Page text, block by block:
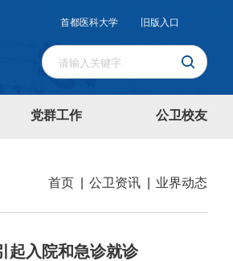
首都医科大学 旧版入口
党群工作 公卫校友
首页 公卫资讯 业界动态
起入院和急诊就诊